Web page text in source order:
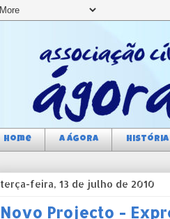
Home a Ágora História
terça-feira, 13 de julho de 2010
Novo Projecto -